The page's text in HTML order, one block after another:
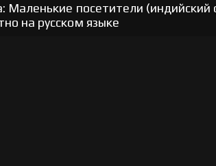
Маленькие посетители (индийский
на русском языке